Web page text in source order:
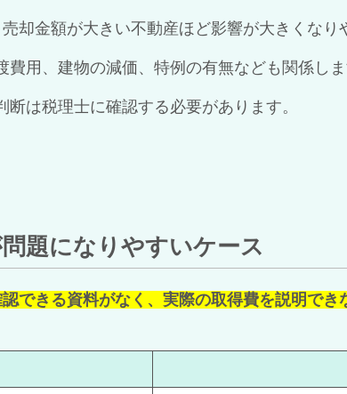
却金額が大きい不動産ほど影響が大きくなり
用、建物の減価、特例の有無なども関係しま
は税理士に確認する必要があります。
題になりやすいケース
できる資料がなく、実際の取得費を説明でき